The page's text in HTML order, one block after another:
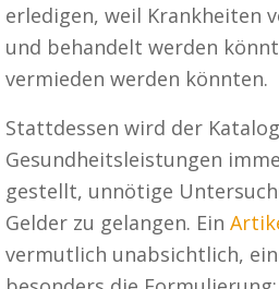
erledigen, weil Krankheiten
und behandelt werden
vermieden werden könnten.
Stattdessen wird der
Gesundheitsleistungen
gestellt, unnötige
Gelder zu gelangen. Ein
vermutlich unabsichtlich,